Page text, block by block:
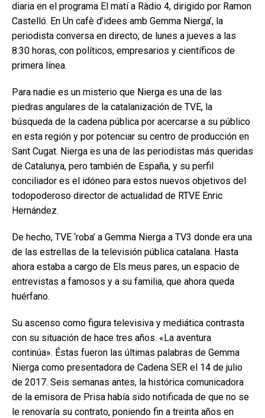
diaria en el programa El matí a Ràdio 4, dirigido por Ramon
Castelló. En Un cafè d’idees amb Gemma Nierga’, la
periodista conversa en directo, de lunes a jueves a las
8:30 horas, con políticos, empresarios y científicos de
primera línea.
Para nadie es un misterio que Nierga es una de las
piedras angulares de la catalanización de TVE, la
búsqueda de la cadena pública por acercarse a su público
en esta región y por potenciar su centro de producción en
Sant Cugat. Nierga es una de las periodistas más queridas
de Catalunya, pero también de España, y su perfil
conciliador es el idóneo para estos nuevos objetivos del
todopoderoso director de actualidad de RTVE Enric
Hernández.
De hecho, TVE ‘roba’ a Gemma Nierga a TV3 donde era una
de las estrellas de la televisión pública catalana. Hasta
ahora estaba a cargo de Els meus pares, un espacio de
entrevistas a famosos y a su familia, que ahora queda
huérfano.
Su ascenso como figura televisiva y mediática contrasta
con su situación de hace tres años. «La aventura
continúa». Éstas fueron las últimas palabras de Gemma
Nierga como presentadora de Cadena SER el 14 de julio
de 2017. Seis semanas antes, la histórica comunicadora
de la emisora de Prisa había sido notificada de que no se
le renovaría su contrato, poniendo fin a treinta años en